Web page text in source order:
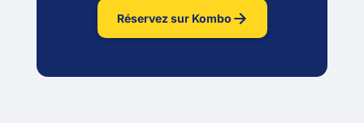
Réservez sur Kombo